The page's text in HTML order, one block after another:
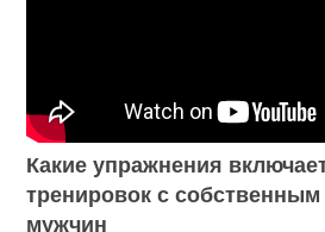
Какие упражнения
тренировок с
мужчин